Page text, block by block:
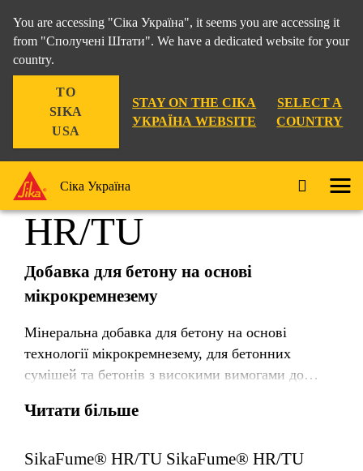
You are accessing "Сіка Україна", it seems you are accessing it
from "Сполучені Штати". We have a dedicated website for your
country.
TO
SIKA
USA
STAY ON THE СІКА
УКРАЇНА WEBSITE
SELECT A
COUNTRY
Сіка Україна
SikaFume®
HR/TU
Добавка для бетону на основі
мікрокремнезему
Мінеральна добавка для бетону на основі
технології мікрокремнезему, для бетонних
сумішей та бетонів з високими вимогами до
Читати більше
SikaFume® HR/TU SikaFume® HR/TU